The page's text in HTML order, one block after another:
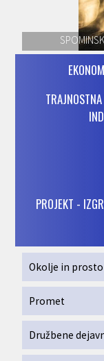
PROJEKT -
Okolje in
Promet
Družbene